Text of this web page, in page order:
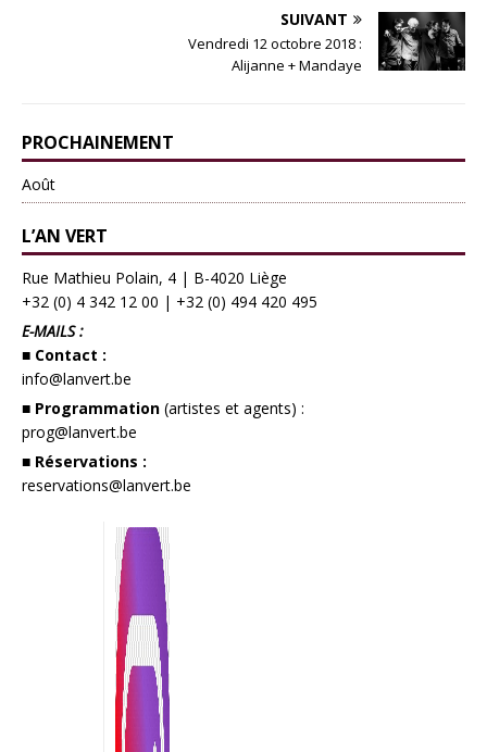
SUIVANT
Vendredi 12 octobre 2018 :
Alijanne + Mandaye
PROCHAINEMENT
Août
L’AN VERT
Rue Mathieu Polain, 4 | B-4020 Liège
+32 (0) 4 342 12 00 | +32 (0) 494 420 495
E-MAILS :
■ Contact :
info@lanvert.be
■ Programmation (artistes et agents) :
prog@lanvert.be
■ Réservations :
reservations@lanvert.be